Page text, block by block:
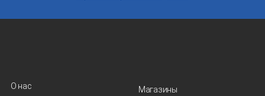
О нас
Магазины